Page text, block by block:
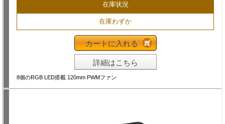
在庫状況
在庫わずか
カートに入れる
詳細はこちら
8個のRGB LED搭載 120mm PWMファン